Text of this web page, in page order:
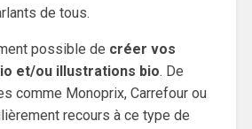
de tous.
possible de créer vos
et/ou illustrations bio. De
comme Monoprix, Carrefour ou
recours à ce type de